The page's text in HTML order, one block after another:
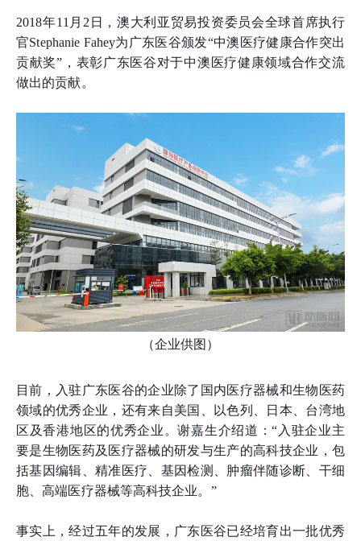
2018年11月2日，澳大利亚贸易投资委员会全球首席执行
官Stephanie Fahey为广东医谷颁发“中澳医疗健康合作突出
贡献奖”，表彰广东医谷对于中澳医疗健康领域合作交流
做出的贡献。
（企业供图）
目前，入驻广东医谷的企业除了国内医疗器械和生物医药
领域的优秀企业，还有来自美国、以色列、日本、台湾地
区及香港地区的优秀企业。谢嘉生介绍道：“入驻企业主
要是生物医药及医疗器械的研发与生产的高科技企业，包
括基因编辑、精准医疗、基因检测、肿瘤伴随诊断、干细
胞、高端医疗器械等高科技企业。”
事实上，经过五年的发展，广东医谷已经培育出一批优秀